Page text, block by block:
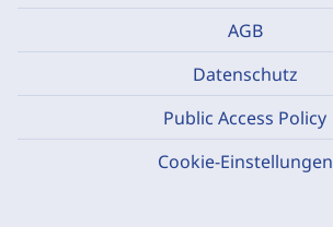
AGB
Datenschutz
Public Access Policy
Cookie-Einstellungen